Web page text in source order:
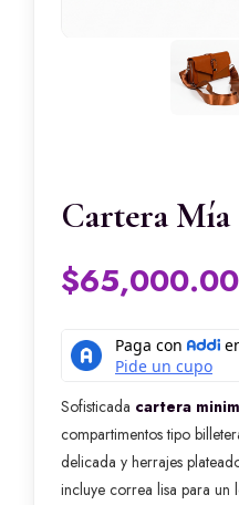
Cartera Mía
$65,000.00
Sofisticada cartera
compartimentos tipo
delicada y herrajes
incluye correa lisa para un